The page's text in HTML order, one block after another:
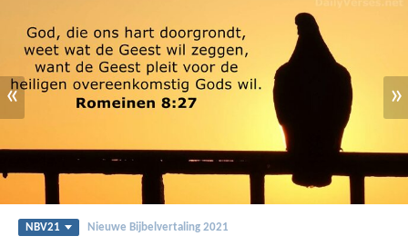
« »
NBV21 Nieuwe Bijbelvertaling 2021